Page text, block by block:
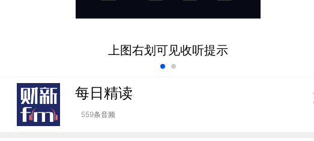
上图右划可见收听提示
每日精读
559条音频